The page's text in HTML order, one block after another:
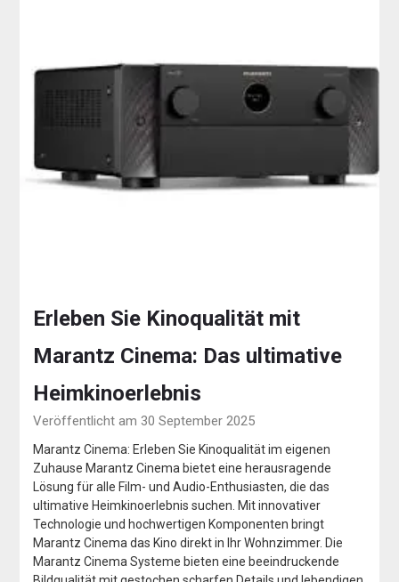
Erleben Sie Kinoqualität mit
Marantz Cinema: Das ultimative
Heimkinoerlebnis
Veröffentlicht am 30 September 2025
Marantz Cinema: Erleben Sie Kinoqualität im eigenen
Zuhause Marantz Cinema bietet eine herausragende
Lösung für alle Film- und Audio-Enthusiasten, die das
ultimative Heimkinoerlebnis suchen. Mit innovativer
Technologie und hochwertigen Komponenten bringt
Marantz Cinema das Kino direkt in Ihr Wohnzimmer. Die
Marantz Cinema Systeme bieten eine beeindruckende